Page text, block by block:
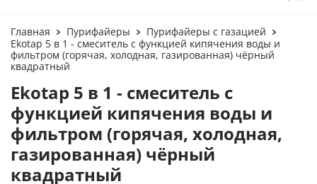
Москва
Главная Пурифайеры
Пурифайеры с газацией
Ekotap 5 в 1 - смеситель с функцией кипячения воды и
фильтром (горячая, холодная, газированная) чёрный
квадратный
Ekotap 5 в 1 - смеситель с
функцией кипячения воды и
фильтром (горячая, холодная,
газированная) чёрный
квадратный